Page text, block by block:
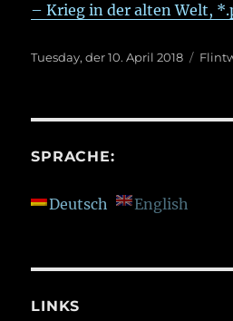
– Krieg in der alten Welt,
Veröffentlicht
Tuesday, der 10. April 2018
SPRACHE:
Deutsch English
LINKS